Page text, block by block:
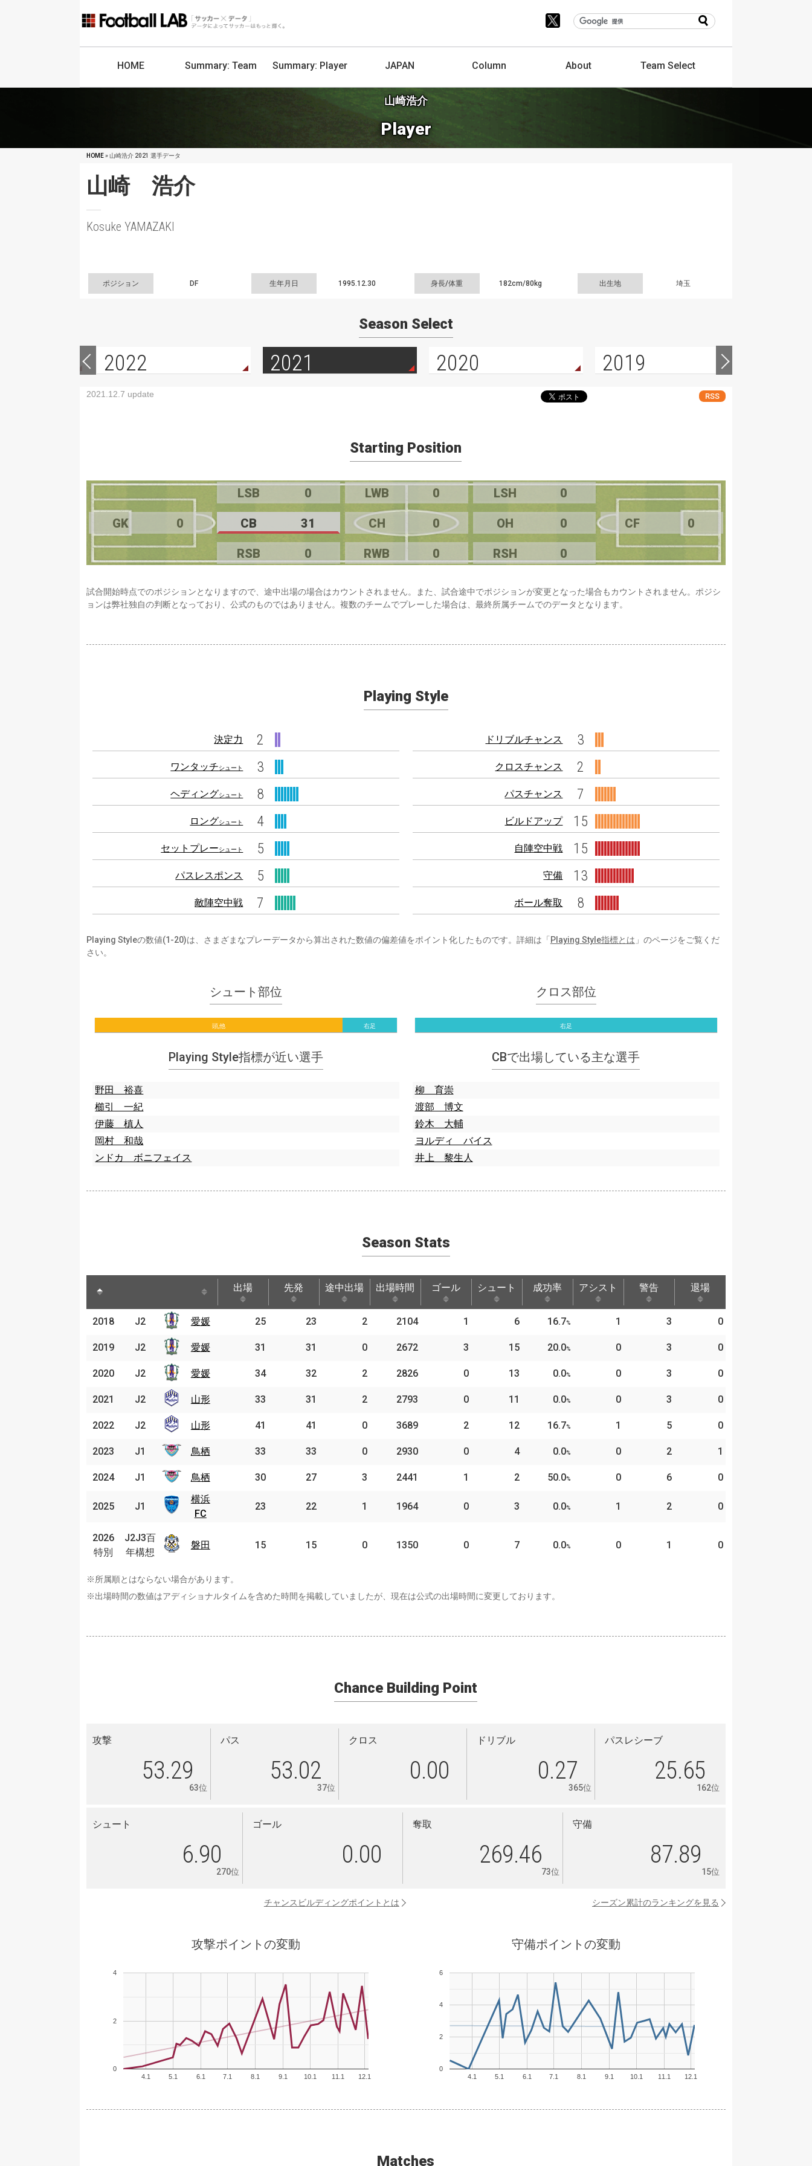
HOME Summary: Team Summary: Player JAPAN Column About TeamSelect
山崎浩介
Player
HOME» 山崎浩介 2021 選手データ
山崎 浩介
Kosuke YAMAZAKI
ポジション DF 生年月日 1995.12.30 身長/体重 182cm/80kg 出生地 埼玉
Season Select
2022 2021 2020 2019
2021.12.7 update RSS
Starting Position
LSB 0 LWB 0 LSH 0
GK 0 CB 31 CH 0 OH 0 CF 0
RSB 0 RWB 0 RSH 0
試合開始時点でのポジションとなりますので、途中出場の場合はカウントされません。また、試合途中でポジションが変更となった場合もカウントされません。ポジシ
ョンは弊社独自の判断となっており、公式のものではありません。複数のチームでプレーした場合は、最終所属チームでのデータとなります。
Playing Style
決定力 2
ワンタッチシュート 3
ヘディングシュート 8
ロングシュート 4
セットプレーシュート 5
パスレスポンス 5
敵陣空中戦 7
ドリブルチャンス 3
クロスチャンス 2
パスチャンス 7
ビルドアップ 15
自陣空中戦 15
守備 13
ボール奪取 8
Playing Styleの数値(1-20)は、さまざまなプレーデータから算出された数値の偏差値をポイント化したものです。詳細は「Playing Style指標とは 」のページをご覧くだ
さい。
シュート部位
頭,他 右足
クロス部位
右足
Playing Style指標が近い選手
野田 裕喜
櫛引 一紀
伊藤 槙人
岡村 和哉
ンドカ ボニフェイス
CBで出場している主な選手
柳 育崇
渡部 博文
鈴木 大輔
ヨルディ バイス
井上 黎生人
Season Stats
出場 先発 途中出場 出場時間 ゴール シュート 成功率 アシスト 警告 退場
途中出場 出場時間 シュート 成功率 アシスト
2018 愛媛 25 23 2 2104 1 6 16.7% 1 3 0
2019 愛媛 31 31 0 2672 3 15 20.0% 0 3 0
2020 愛媛 34 32 2 2826 0 13 0.0% 0 3 0
2021 山形 33 31 2 2793 0 11 0.0% 0 3 0
2022 山形 41 41 0 3689 2 12 16.7% 1 5 0
2023 鳥栖 33 33 0 2930 0 4 0.0% 0 2 1
2024 鳥栖 30 27 3 2441 1 2 50.0% 0 6 0
2025
横浜
FC
23 22 1 1964 0 3 0.0% 1 2 0
2026
特別
百年
構想
磐田 15 15 0 1350 0 7 0.0% 0 1 0
2018 J2 愛媛
2019 J2 愛媛
2020 J2 愛媛
2021 J2 山形
2022 J2 山形
2023 J1 鳥栖
2024 J1 鳥栖
2025 J1
横浜
FC
2026
特別
J2J3百
年構想
磐田
※所属順とはならない場合があります。
※出場時間の数値はアディショナルタイムを含めた時間を掲載していましたが、現在は公式の出場時間に変更しております。
Chance Building Point
攻撃
53.29
63位
パス
53.02
37位
クロス
0.00
ドリブル
0.27
365位
パスレシーブ
25.65
162位
シュート
6.90
270位
ゴール
0.00
奪取
269.46
73位
守備
87.89
15位
チャンスビルディングポイントとは シーズン累計のランキングを見る
攻撃ポイントの変動
4.1 5.1 6.1 7.1 8.1 9.1 10.1 11.1 12.1
0
2
4
守備ポイントの変動
4.1 5.1 6.1 7.1 8.1 9.1 10.1 11.1 12.1
0
2
4
6
Matches